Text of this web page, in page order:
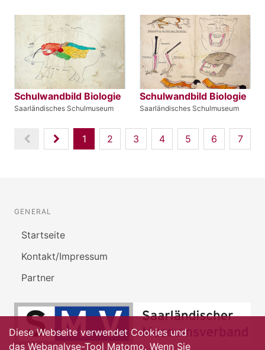
Schulwandbild Biologie
Saarländisches Schulmuseum
Schulwandbild Biologie
Saarländisches Schulmuseum
1 2 3 4 5 6 7
GENERAL
Startseite
Kontakt/Impressum
Partner
Diese Webseite verwendet Cookies und
das Webanalyse-Tool Matomo. Wenn Sie